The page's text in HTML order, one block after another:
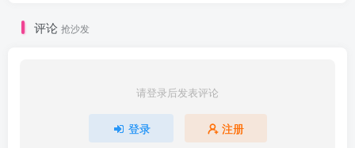
评论 抢沙发
请登录后发表评论
登录 注册